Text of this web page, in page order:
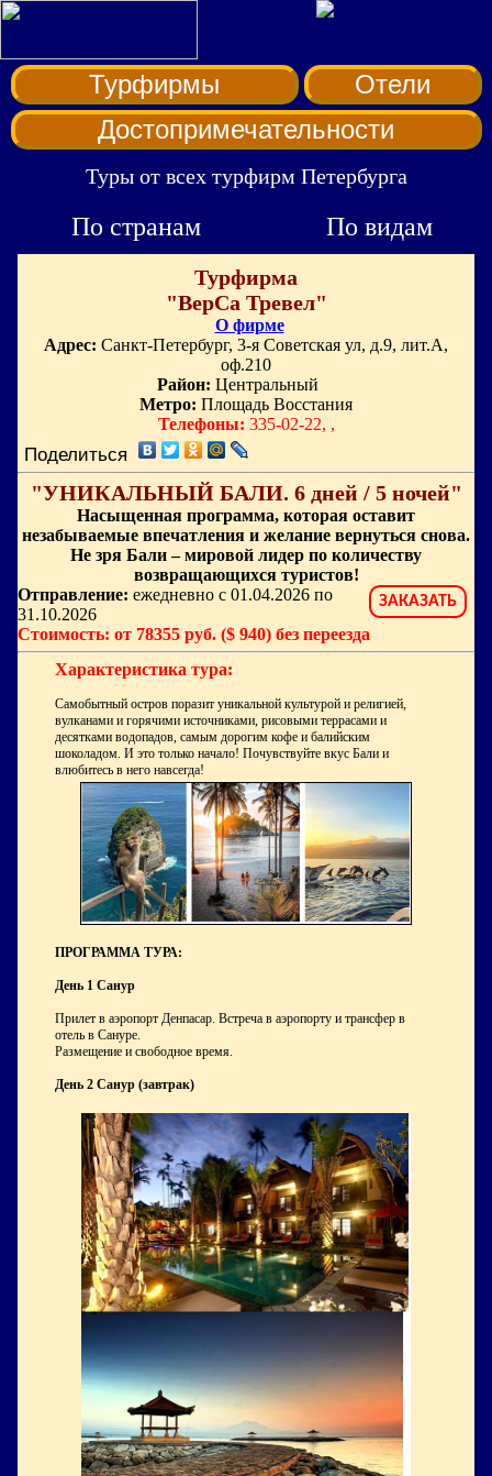
Турфирмы
Отели
Достопримечательности
Туры от всех турфирм Петербурга
По странам По видам
Турфирма
"ВерСа Тревел"
О фирме
Адрес: Санкт-Петербург, 3-я Советская ул, д.9, лит.А,
оф.210
Район: Центральный
Метро: Площадь Восстания
Телефоны: 335-02-22, ,
Поделиться
"УНИКАЛЬНЫЙ БАЛИ. 6 дней / 5 ночей"
Насыщенная программа, которая оставит
незабываемые впечатления и желание вернуться снова.
Не зря Бали – мировой лидер по количеству
возвращающихся туристов!
ЗАКАЗАТЬ
Отправление: ежедневно с 01.04.2026 по
31.10.2026
Стоимость: от 78355 руб. ($ 940) без переезда
Характеристика тура:
Самобытный остров поразит уникальной культурой и религией,
вулканами и горячими источниками, рисовыми террасами и
десятками водопадов, самым дорогим кофе и балийским
шоколадом. И это только начало! Почувствуйте вкус Бали и
влюбитесь в него навсегда!
ПРОГРАММА ТУРА:
День 1 Санур
Прилет в аэропорт Денпасар. Встреча в аэропорту и трансфер в
отель в Сануре.
Размещение и свободное время.
День 2 Санур (завтрак)